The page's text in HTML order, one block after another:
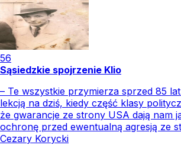
56
Sąsiedzkie spojrzenie Klio
– Te wszystkie przymierza sprzed 85 lat
lekcją na dziś, kiedy część klasy
że gwarancje ze strony USA dają nam
ochronę przed ewentualną agresją ze
Cezary Korycki